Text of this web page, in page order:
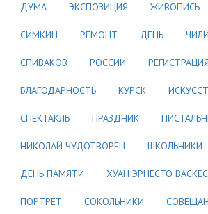
ДУМА ЭКСПОЗИЦИЯ ЖИВОПИСЬ
СИМКИН РЕМОНТ ДЕНЬ ЧИЛИ
СПИВАКОВ РОССИИ РЕГИСТРАЦИЯ
БЛАГОДАРНОСТЬ КУРСК
СПЕКТАКЛЬ ПРАЗДНИК
НИКОЛАЙ ЧУДОТВОРЕЦ ШКОЛЬНИКИ
ДЕНЬ ПАМЯТИ ХУАН ЭРНЕСТО
ПОРТРЕТ СОКОЛЬНИКИ